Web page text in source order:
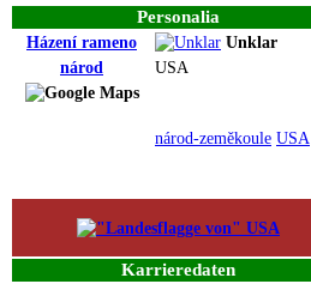
Personalia
Házení rameno
Unklar
národ
USA
národ-zeměkoule USA
Karrieredaten